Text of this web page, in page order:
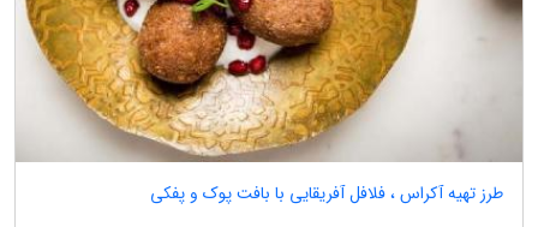
طرز تهیه آکراس ، فلافل آفریقایی با بافت پوک و پفکی